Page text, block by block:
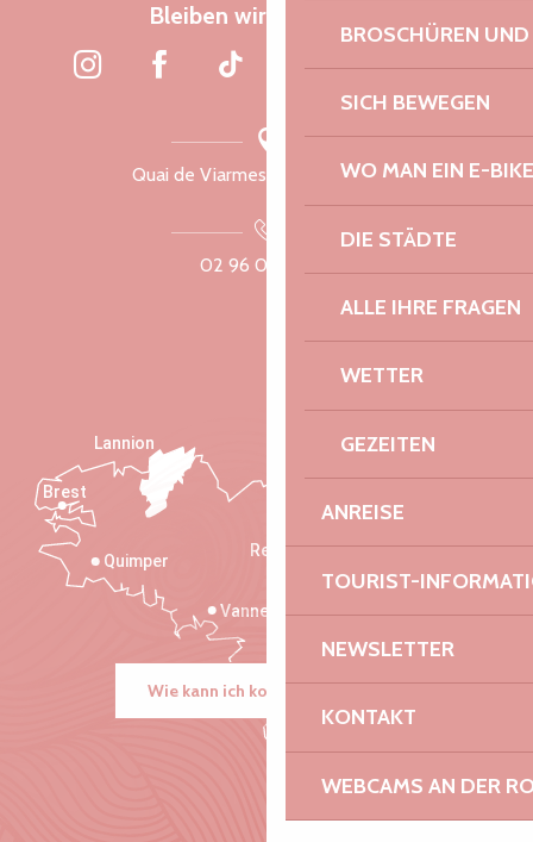
BROSCHÜREN
SICH BEWEGEN
WO MAN EIN E-
DIE STÄDTE
ALLE IHRE FRAGEN
WETTER
GEZEITEN
ANREISE
TOURIST-
NEWSLETTER
KONTAKT
WEBCAMS AN DER
Bleiben wir verbunden
Quai de Viarmes, 22300 Lannion
02 96 05 60 70
Saint-Malo
Rennes
Vannes
Quimper
Lannion
Brest
Wie kann ich kommen?